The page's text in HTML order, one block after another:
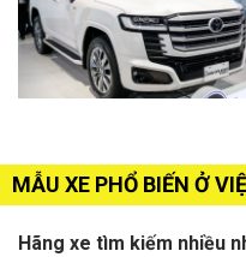
MẪU XE PHỔ BIẾN Ở
Hãng xe tìm kiếm nhiều